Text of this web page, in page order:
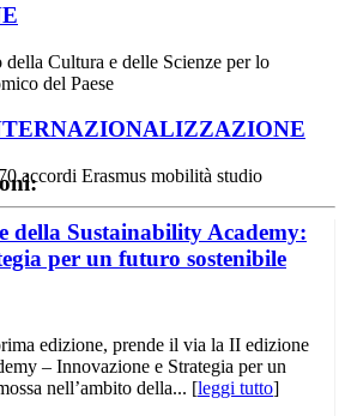
Cultura e delle Scienze per lo
del Paese
accordi Erasmus mobilità studio
della Sustainability Academy:
per un futuro sostenibile
edizione, prende il via la II edizione
– Innovazione e Strategia per un
nell’ambito della... [leggi tutto]